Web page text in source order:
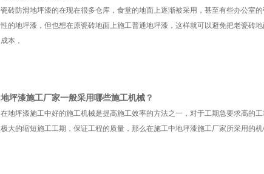
瓷砖防滑地坪漆的在现在很多仓库，食堂的地面上逐渐被采用，甚至有些办公室
性的地坪漆，但也想在原瓷砖地面上施工普通地坪漆，这样就可以避免把老瓷砖
成本，
地坪漆施工厂家一般采用哪些施工机械？
在地坪漆施工中好的施工机械是提高施工效率的方法之一，对于工期急要求高的
极大的缩短施工工期，保证工程的质量，那么在施工中地坪漆施工厂家所采用的机